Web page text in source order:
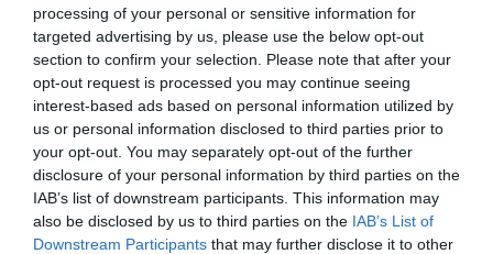
processing of your personal or sensitive information for
targeted advertising by us, please use the below opt-out
section to confirm your selection. Please note that after your
opt-out request is processed you may continue seeing
interest-based ads based on personal information utilized by
us or personal information disclosed to third parties prior to
your opt-out. You may separately opt-out of the further
disclosure of your personal information by third parties on the
IAB’s list of downstream participants. This information may
also be disclosed by us to third parties on the IAB’s List of
Downstream Participants that may further disclose it to other
HASONLÓ ÉRDEKESSÉGEK